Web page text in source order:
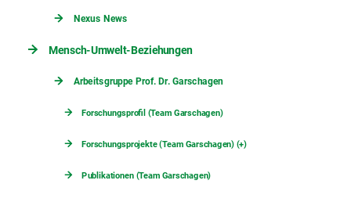
Nexus News
Mensch-Umwelt-Beziehungen
Arbeitsgruppe Prof. Dr. Garschagen
Forschungsprofil (Team Garschagen)
Forschungsprojekte (Team Garschagen) (+)
Publikationen (Team Garschagen)